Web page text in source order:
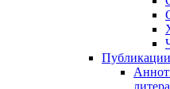
Публикации